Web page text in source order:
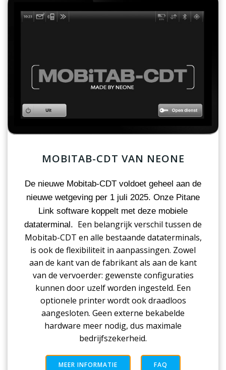
MOBITAB-CDT VAN NEONE
De nieuwe Mobitab-CDT voldoet geheel aan de
nieuwe wetgeving per 1 juli 2025. Onze Pitane
Link software koppelt met deze mobiele
dataterminal. Een belangrijk verschil tussen de
Mobitab-CDT en alle bestaande dataterminals,
is ook de flexibiliteit in aanpassingen. Zowel
aan de kant van de fabrikant als aan de kant
van de vervoerder: gewenste configuraties
kunnen door uzelf worden ingesteld. Een
optionele printer wordt ook draadloos
aangesloten. Geen externe bekabelde
hardware meer nodig, dus maximale
bedrijfszekerheid.
MEER INFORMATIE FAQ